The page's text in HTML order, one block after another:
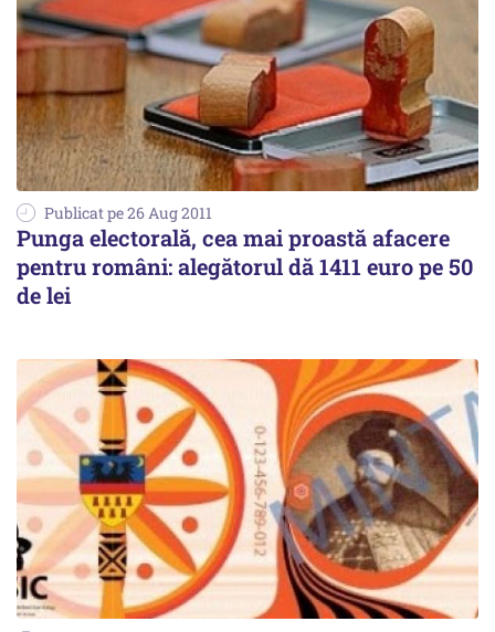
Publicat pe 26 Aug 2011
Punga electorală, cea mai proastă afacere
pentru români: alegătorul dă 1411 euro pe 50
de lei